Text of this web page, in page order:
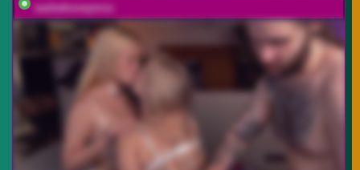
sashahoneyvice